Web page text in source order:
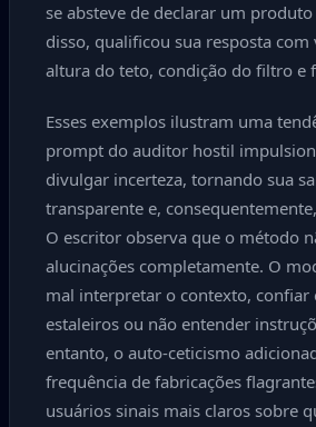
se absteve de declarar um
disso, qualificou sua resposta
altura do teto, condição do filtro e
Esses exemplos ilustram uma
prompt do auditor hostil
divulgar incerteza, tornando sua
transparente e,
O escritor observa que o método
alucinações completamente. O
mal interpretar o contexto, confiar
estaleiros ou não entender
entanto, o auto-ceticismo
frequência de fabricações
usuários sinais mais claros sobre